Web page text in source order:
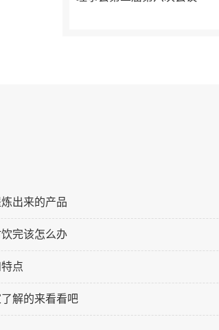
出来的产品
完该怎么办
点
解的来看看吧